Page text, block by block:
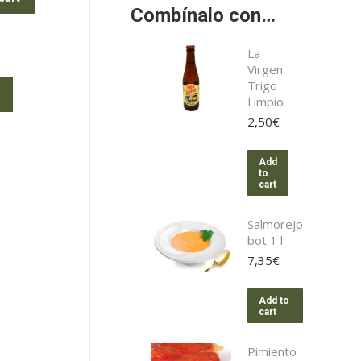
Combínalo con…
La
Virgen
Trigo
Limpio
2,50€
Add
to
cart
Salmorejo
bot 1 l
7,35€
Add to
cart
Pimiento